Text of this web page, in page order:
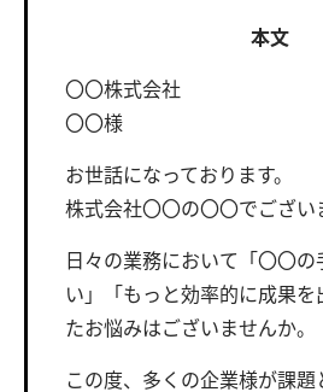
本文
〇〇株式会社
〇〇様
お世話になっております。
株式会社〇〇の〇〇でござい
日々の業務において「〇〇の
い」「もっと効率的に成果を
たお悩みはございませんか。
この度、多くの企業様が課